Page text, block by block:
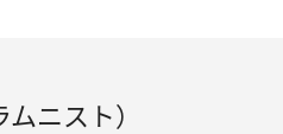
ニスト）